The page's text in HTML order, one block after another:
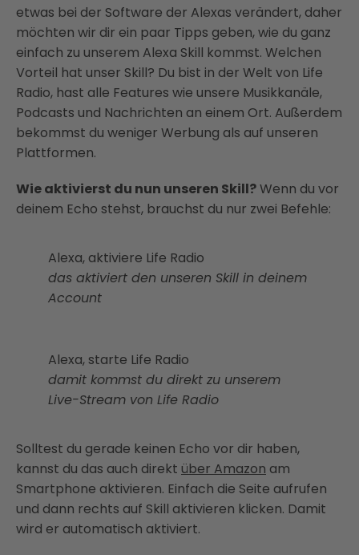
etwas bei der Software der Alexas verändert, daher
möchten wir dir ein paar Tipps geben, wie du ganz
einfach zu unserem Alexa Skill kommst. Welchen
Vorteil hat unser Skill? Du bist in der Welt von Life
Radio, hast alle Features wie unsere Musikkanäle,
Podcasts und Nachrichten an einem Ort. Außerdem
bekommst du weniger Werbung als auf unseren
Plattformen.
Wie aktivierst du nun unseren Skill?Wenn du vor
deinem Echo stehst, brauchst du nur zwei Befehle:
Alexa, aktiviere Life Radio
das aktiviert den unseren Skill in deinem
Account
Alexa, starte Life Radio
damit kommst du direkt zu unserem
Live-Stream von Life Radio
Solltest du gerade keinen Echo vor dir haben,
kannst du das auch direkt über Amazon am
Smartphone aktivieren. Einfach die Seite aufrufen
und dann rechts auf Skill aktivieren klicken. Damit
wird er automatisch aktiviert.